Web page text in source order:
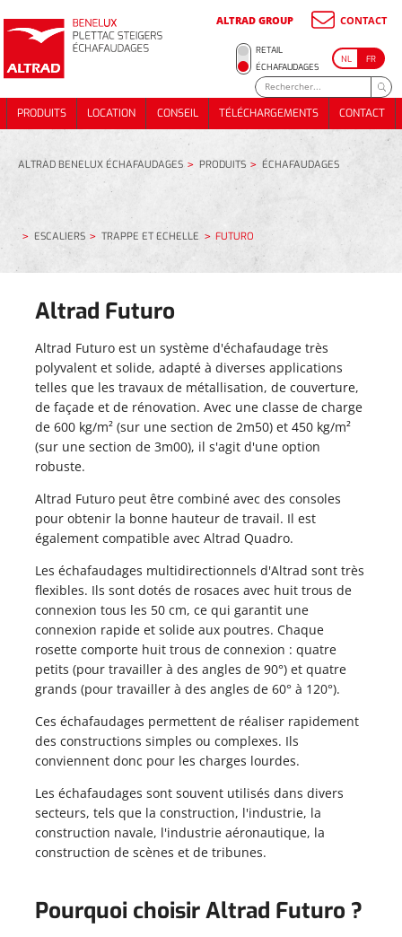
ALTRAD GROUP CONTACT
RETAIL
ÉCHAFAUDAGES
NL FR
PRODUITS
ÉCHAFAUDAGE DE SOUTENEMENT
ESCALIERS
ÉVÉNEMENTS
FILETS D'ÉCHAFAUDAGE
PLANCHES D'ÉCHAFAUDAGE
PASSERELLES DE TRAVAIL
ÉCHAFAUDAGE ROULANT
LOCATION CONSEIL TÉLÉCHARGEMENTS CONTACT
DE MAÇONNERIE
D'ÉCHAFAUDAGE
DE TRAVAIL
ROULANT
TÉLÉCHARGEMENTS CONTACT
ALTRAD BENELUX ÉCHAFAUDAGES PRODUITS ÉCHAFAUDAGES
ESCALIERS TRAPPE ET ECHELLE FUTURO
Altrad Futuro
Altrad Futuro est un système d'échafaudage très
polyvalent et solide, adapté à diverses applications
telles que les travaux de métallisation, de couverture,
de façade et de rénovation. Avec une classe de charge
de 600 kg/m² (sur une section de 2m50) et 450 kg/m²
(sur une section de 3m00), il s'agit d'une option
robuste.
Altrad Futuro peut être combiné avec des consoles
pour obtenir la bonne hauteur de travail. Il est
également compatible avec Altrad Quadro.
Les échafaudages multidirectionnels d'Altrad sont très
flexibles. Ils sont dotés de rosaces avec huit trous de
connexion tous les 50 cm, ce qui garantit une
connexion rapide et solide aux poutres. Chaque
rosette comporte huit trous de connexion : quatre
petits (pour travailler à des angles de 90°) et quatre
grands (pour travailler à des angles de 60° à 120°).
Ces échafaudages permettent de réaliser rapidement
des constructions simples ou complexes. Ils
conviennent donc pour les charges lourdes.
Les échafaudages sont souvent utilisés dans divers
secteurs, tels que la construction, l'industrie, la
construction navale, l'industrie aéronautique, la
construction de scènes et de tribunes.
Pourquoi choisir Altrad Futuro ?